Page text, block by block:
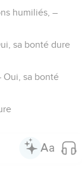
humiliés, –
sa bonté dure
Oui, sa bonté